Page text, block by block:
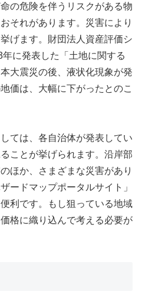
の危険を伴うリスクがある物
それがあります。災害により
げます。財団法人資産評価シ
に発表した「土地に関する
大震災の後、液状化現象が発
価は、大幅に下がったとのこ
ては、各自治体が発表してい
ことが挙げられます。沿岸部
ほか、さまざまな災害があり
ードマップポータルサイト」
利です。もし狙っている地域
格に織り込んで考える必要が